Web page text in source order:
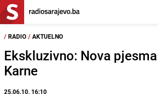
/ RADIO / AKTUELNO
Ekskluzivno: Nova
Karne
25.06.10. 16:10